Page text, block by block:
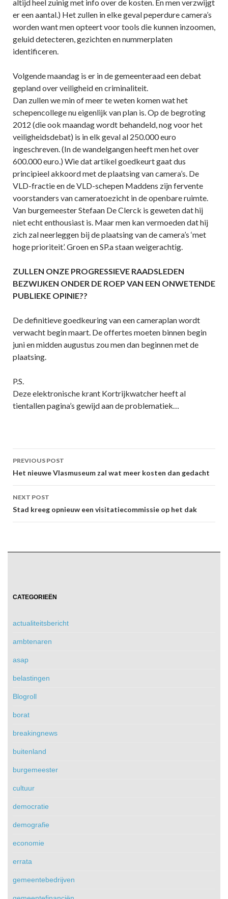
altijd heel zuinig met info over de kosten. En men verzwijgt
er een aantal.) Het zullen in elke geval peperdure camera’s
worden want men opteert voor tools die kunnen inzoomen,
geluid detecteren, gezichten en nummerplaten
identificeren.
Volgende maandag is er in de gemeenteraad een debat
gepland over veiligheid en criminaliteit.
Dan zullen we min of meer te weten komen wat het
schepencollege nu eigenlijk van plan is. Op de begroting
2012 (die ook maandag wordt behandeld, nog voor het
veiligheidsdebat) is in elk geval al 250.000 euro
ingeschreven. (In de wandelgangen heeft men het over
600.000 euro.) Wie dat artikel goedkeurt gaat dus
principieel akkoord met de plaatsing van camera’s. De
VLD-fractie en de VLD-schepen Maddens zijn fervente
voorstanders van cameratoezicht in de openbare ruimte.
Van burgemeester Stefaan De Clerck is geweten dat hij
niet echt enthousiast is. Maar men kan vermoeden dat hij
zich zal neerleggen bij de plaatsing van de camera’s ‘met
hoge prioriteit’. Groen en SP.a staan weigerachtig.
ZULLEN ONZE PROGRESSIEVE RAADSLEDEN
BEZWIJKEN ONDER DE ROEP VAN EEN ONWETENDE
PUBLIEKE OPINIE??
De definitieve goedkeuring van een cameraplan wordt
verwacht begin maart. De offertes moeten binnen begin
juni en midden augustus zou men dan beginnen met de
plaatsing.
P.S.
Deze elektronische krant Kortrijkwatcher heeft al
tientallen pagina’s gewijd aan de problematiek…
Post
navigation
PREVIOUS POST
Het nieuwe Vlasmuseum zal wat meer kosten dan gedacht
NEXT POST
Stad kreeg opnieuw een visitatiecommissie op het dak
CATEGORIEËN
actualiteitsbericht
ambtenaren
asap
belastingen
Blogroll
borat
breakingnews
buitenland
burgemeester
cultuur
democratie
demografie
economie
errata
gemeentebedrijven